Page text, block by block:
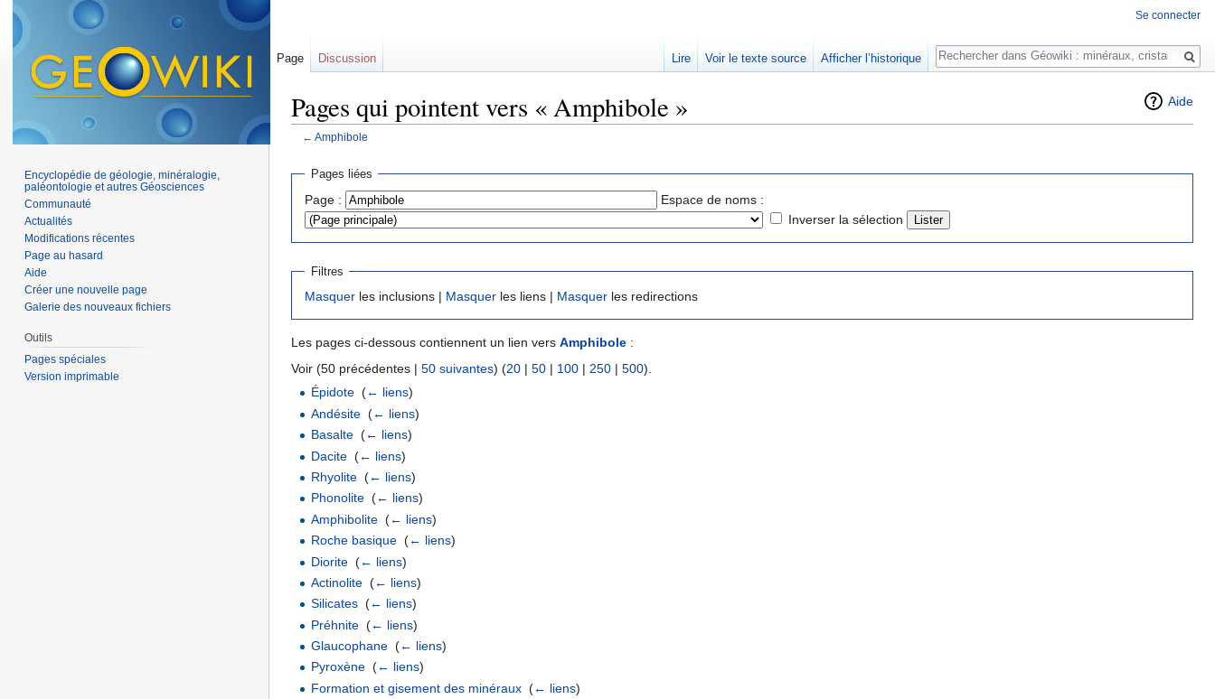
Aide
Pages qui pointent vers « Amphibole »
← Amphibole
Pages liées
Page :
Espace de noms :
Inverser la sélection
Filtres
Masquer les inclusions | Masquer les liens | Masquer les redirections
Les pages ci-dessous contiennent un lien vers Amphibole :
Voir (50 précédentes | 50 suivantes) (20 | 50 | 100 | 250 | 500).
Épidote ‎(← liens)
Andésite ‎(← liens)
Basalte ‎(← liens)
Dacite ‎(← liens)
Rhyolite ‎(← liens)
Phonolite ‎(← liens)
Amphibolite ‎(← liens)
Roche basique ‎(← liens)
Diorite ‎(← liens)
Actinolite ‎(← liens)
Silicates ‎(← liens)
Préhnite ‎(← liens)
Glaucophane ‎(← liens)
Pyroxène ‎(← liens)
Formation et gisement des minéraux ‎(← liens)
Se connecter
Page Discussion Lire Voir le texte source Afficher l’historique
Rechercher
Encyclopédie de géologie, minéralogie,
paléontologie et autres Géosciences
Communauté
Actualités
Modifications récentes
Page au hasard
Aide
Créer une nouvelle page
Galerie des nouveaux fichiers
Outils
Pages spéciales
Version imprimable